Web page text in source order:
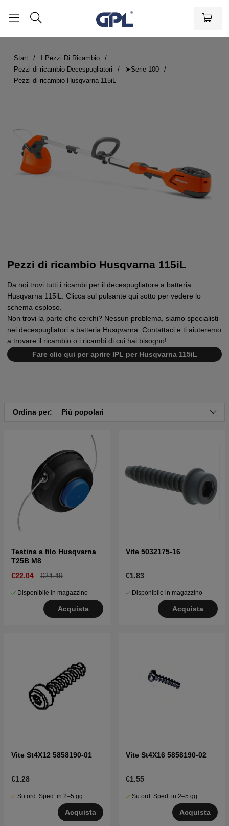
Start
I Pezzi Di Ricambio
Pezzi di ricambio Decespugliatori
➤Serie 100
Pezzi di ricambio Husqvarna 115iL
Pezzi di ricambio Husqvarna 115iL
Da noi trovi tutti i ricambi per il decespugliatore a batteria
Husqvarna 115iL. Clicca sul pulsante qui sotto per vedere lo
schema esploso.
Non trovi la parte che cerchi? Nessun problema, siamo specialisti
nei decespugliatori a batteria Husqvarna. Contattaci e ti aiuteremo
a trovare il ricambio o i ricambi di cui hai bisogno!
Fare clic qui per aprire IPL per Husqvarna 115iL
Ordina per: Più popolari
Testina a filo Husqvarna
T25B M8
€22.04
€24.49
Disponibile in magazzino
Acquista
Vite 5032175-16
€1.83
Disponibile in magazzino
Acquista
Vite St4X12 5858190-01
€1.28
Su ord. Sped. in 2–5 gg
Acquista
Vite St4X16 5858190-02
€1.55
Su ord. Sped. in 2–5 gg
Acquista